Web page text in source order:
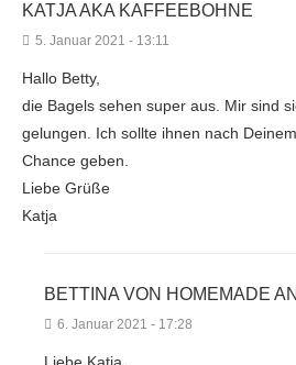
KATJA AKA KAFFEEBOHNE
5. Januar 2021 - 13:11
Hallo Betty,
die Bagels sehen super aus. Mir sind
gelungen. Ich sollte ihnen nach
Chance geben.
Liebe Grüße
Katja
BETTINA VON HOMEMADE
6. Januar 2021 - 17:28